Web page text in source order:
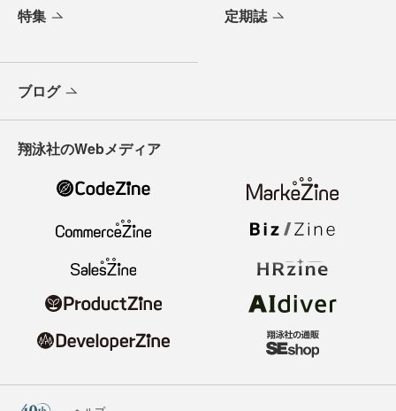
特集 定期誌
ブログ
翔泳社のWebメディア